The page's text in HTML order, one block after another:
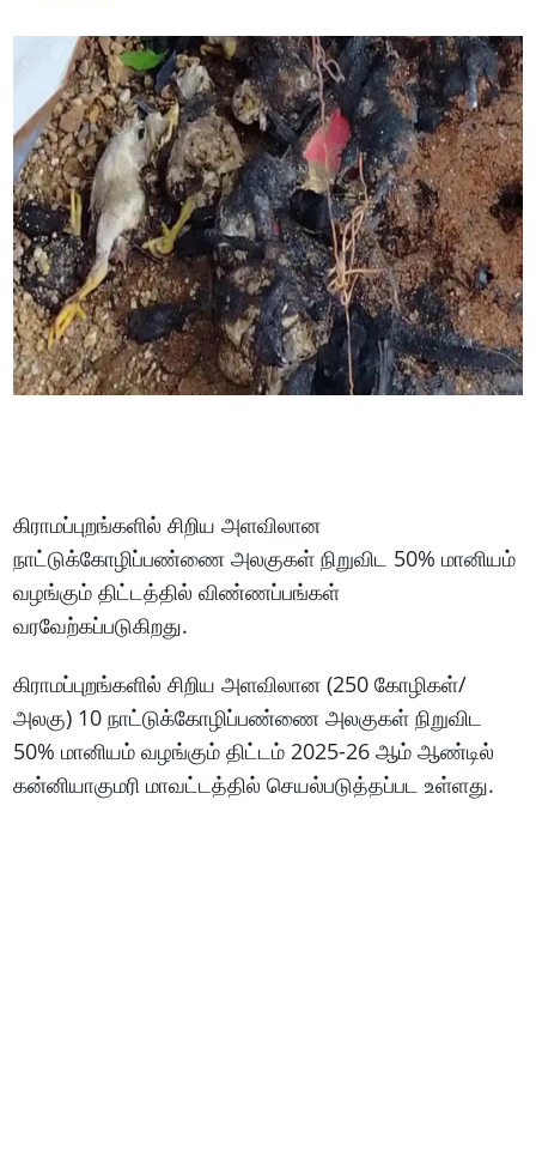
கிராமப்புறங்களில் சிறிய அளவிலான
நாட்டுக்கோழிப்பண்ணை அலகுகள் நிறுவிட 50% மானியம்
வழங்கும் திட்டத்தில் விண்ணப்பங்கள்
வரவேற்கப்படுகிறது.
கிராமப்புறங்களில் சிறிய அளவிலான (250 கோழிகள்/
அலகு) 10 நாட்டுக்கோழிப்பண்ணை அலகுகள் நிறுவிட
50% மானியம் வழங்கும் திட்டம் 2025-26 ஆம் ஆண்டில்
கன்னியாகுமரி மாவட்டத்தில் செயல்படுத்தப்பட உள்ளது.